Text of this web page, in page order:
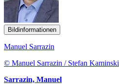
Bildinformationen
Manuel Sarrazin
© Manuel Sarrazin / Stefan Kaminski
Sarrazin, Manuel